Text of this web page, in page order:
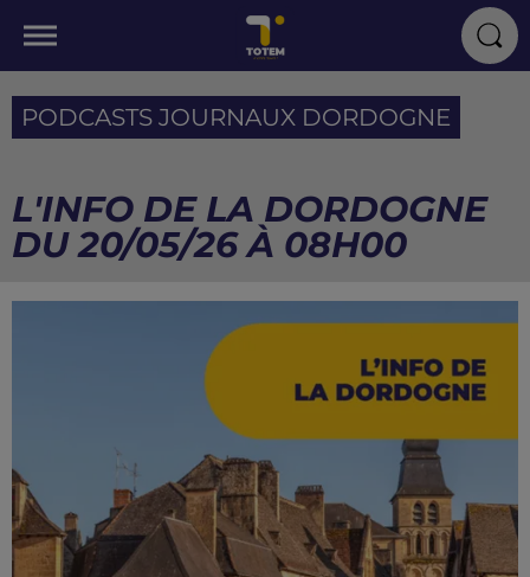
PODCASTS JOURNAUX DORDOGNE
L'INFO DE LA DORDOGNE
DU 20/05/26 À 08H00